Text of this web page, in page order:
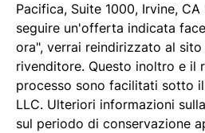
Pacifica, Suite 1000, Irvine,
seguire un'offerta indicata
ora", verrai reindirizzato al
rivenditore. Questo inoltro e il
processo sono facilitati sotto
LLC. Ulteriori informazioni
sul periodo di conservazione